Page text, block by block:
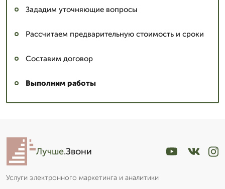
Зададим уточняющие вопросы
Рассчитаем предварительную стоимость и сроки
Составим договор
Выполним работы
Лучше.Звони
Услуги электронного маркетинга и аналитики